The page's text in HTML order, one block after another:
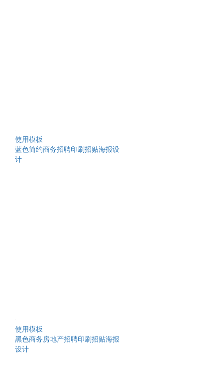
使用模板
蓝色简约商务招聘印刷招贴海报设
计
使用模板
黑色商务房地产招聘印刷招贴海报
设计